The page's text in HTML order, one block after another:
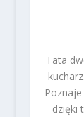
Tata
dzięki